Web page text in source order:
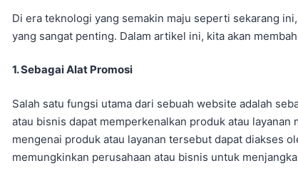
Di era teknologi yang semakin maju seperti sekarang ini,
yang sangat penting. Dalam artikel ini, kita akan
1. Sebagai Alat Promosi
Salah satu fungsi utama dari sebuah website adalah
atau bisnis dapat memperkenalkan produk atau
mengenai produk atau layanan tersebut dapat diakses
memungkinkan perusahaan atau bisnis untuk